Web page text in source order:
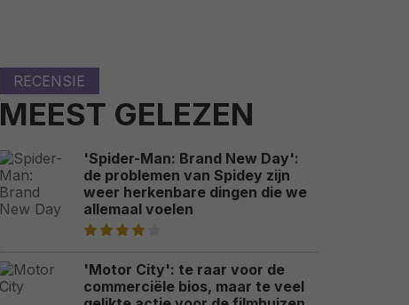
RECENSIE
MEEST GELEZEN
'Spider-Man: Brand New Day':
de problemen van Spidey zijn
weer herkenbare dingen die we
allemaal voelen
'Motor City': te raar voor de
commerciële bios, maar te veel